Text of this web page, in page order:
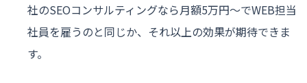
社のSEOコンサルティングなら月額5万円〜でWEB担当
社員を雇うのと同じか、それ以上の効果が期待できま
す。